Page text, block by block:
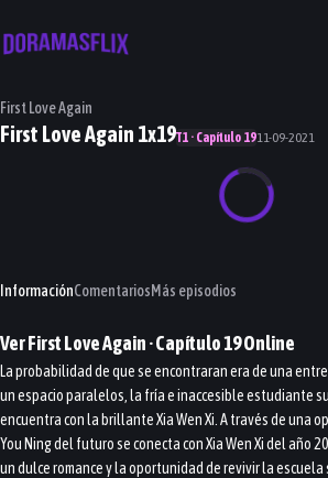
First Love Again
First Love Again 1x19T1 · Capítulo 1911-09-2021
InformaciónComentariosMás episodios
VerFirst Love Again· Capítulo19Online
La probabilidad de que se encontraran era de una
un espacio paralelos, la fría e inaccesible estudiante
encuentra con la brillante Xia Wen Xi. A través de una
You Ning del futuro se conecta con Xia Wen Xi del año
un dulce romance y la oportunidad de revivir la